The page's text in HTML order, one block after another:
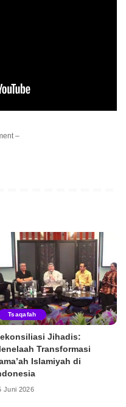
–
Tsaqafah
Jihadis:
Transformasi
Islamiyah di
Juni 2026